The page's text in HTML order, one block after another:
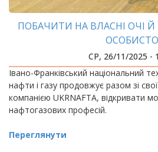
ПОБАЧИТИ НА ВЛАСНІ ОЧІ
ОСОБИСТО
СР, 26/11/2025 -
Івано-Франківський національний
нафти і газу продовжує разом зі
компанією UKRNAFTA, відкривати
нафтогазових професій.
Переглянути